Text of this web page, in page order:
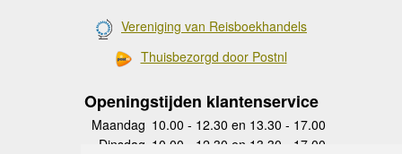
Vereniging van Reisboekhandels
Thuisbezorgd door Postnl
Openingstijden klantenservice
Maandag 10.00 - 12.30 en 13.30 - 17.00
Dinsdag 10.00 - 12.30 en 13.30 - 17.00